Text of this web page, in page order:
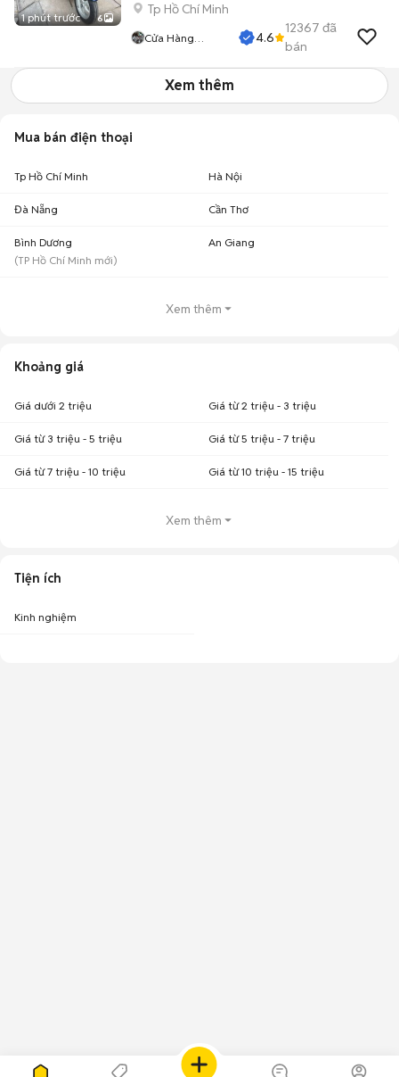
1 phút trước 6
Tp Hồ Chí Minh
Cửa Hàng
4.6
12367 đã
bán
Xem thêm
Mua bán điện thoại
Tp Hồ Chí Minh Hà Nội
Đà Nẵng Cần Thơ
Bình Dương
(TP Hồ Chí Minh mới)
An Giang
Xem thêm
Khoảng giá
Giá dưới 2 triệu Giá từ 2 triệu - 3 triệu
Giá từ 3 triệu - 5 triệu Giá từ 5 triệu - 7 triệu
Giá từ 7 triệu - 10 triệu Giá từ 10 triệu - 15 triệu
Xem thêm
Tiện ích
Kinh nghiệm